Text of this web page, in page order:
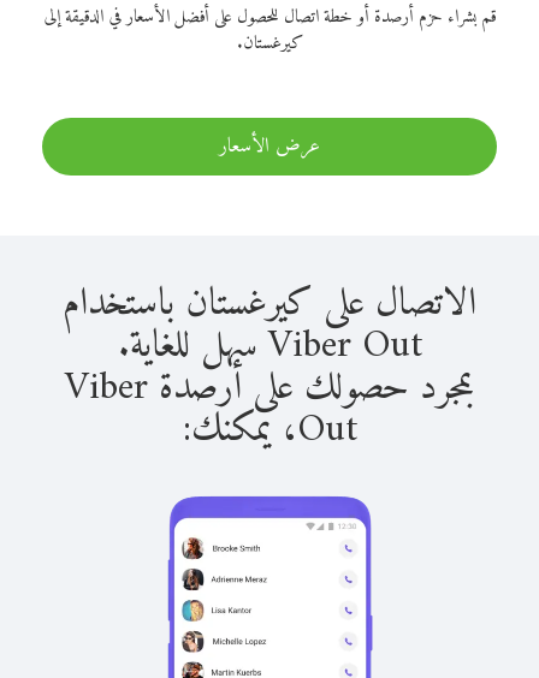
قم بشراء حزم أرصدة أو خطة اتصال للحصول على أفضل الأسعار في الدقيقة إلى
كيرغستان.
عرض الأسعار
الاتصال على كيرغستان باستخدام
Viber Out سهل للغاية.
بمجرد حصولك على أرصدة Viber
Out، يمكنك: